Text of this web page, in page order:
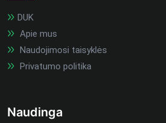
DUK
Apie mus
Naudojimosi taisyklės
Privatumo politika
Naudinga